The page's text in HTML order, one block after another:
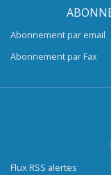
Abonnement par email
Abonnement par Fax
Flux RSS alertes